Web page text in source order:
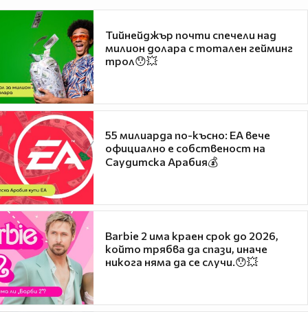
Тийнейджър почти спечели над
милион долара с тотален гейминг
трол😯💥
55 милиарда по-късно: EA вече
официално е собственост на
Саудитска Арабия💰
Barbie 2 има краен срок до 2026,
който трябва да спази, иначе
никога няма да се случи.😯💥